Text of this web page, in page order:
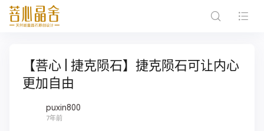
【菩心 | 捷克陨石】捷克陨石可让内心
更加自由
puxin800
7年前